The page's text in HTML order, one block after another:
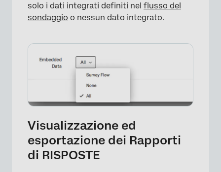
solo i dati integrati definiti nel flusso del
sondaggio o nessun dato integrato.
Visualizzazione ed
esportazione dei Rapporti
di RISPOSTE